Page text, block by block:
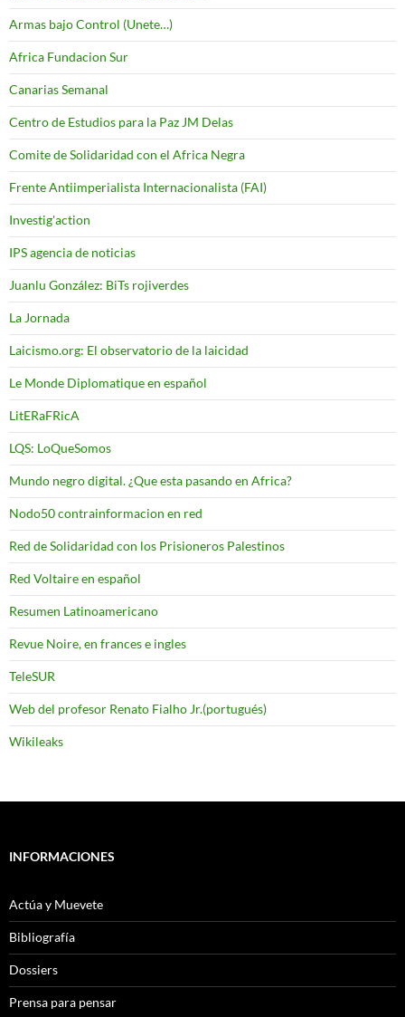
Armas bajo Control (Unete…)
Africa Fundacion Sur
Canarias Semanal
Centro de Estudios para la Paz JM Delas
Comite de Solidaridad con el Africa Negra
Frente Antiimperialista Internacionalista (FAI)
Investig'action
IPS agencia de noticias
Juanlu González: BiTs rojiverdes
La Jornada
Laicismo.org: El observatorio de la laicidad
Le Monde Diplomatique en español
LitERaFRicA
LQS: LoQueSomos
Mundo negro digital. ¿Que esta pasando en Africa?
Nodo50 contrainformacion en red
Red de Solidaridad con los Prisioneros Palestinos
Red Voltaire en español
Resumen Latinoamericano
Revue Noire, en frances e ingles
TeleSUR
Web del profesor Renato Fialho Jr.(portugués)
Wikileaks
INFORMACIONES
Actúa y Muevete
Bibliografía
Dossiers
Prensa para pensar